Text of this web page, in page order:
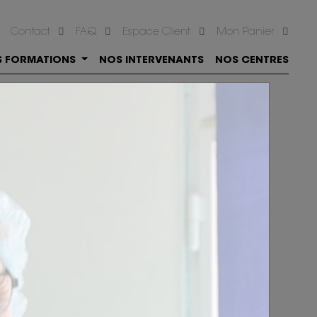
Contact FAQ Espace Client Mon Panier
FORMATIONS NOS INTERVENANTS NOS CENTRES